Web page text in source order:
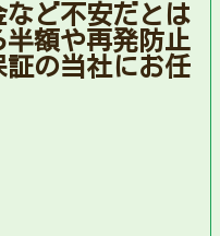
ど不安だとは
額や再発防止
の当社にお任